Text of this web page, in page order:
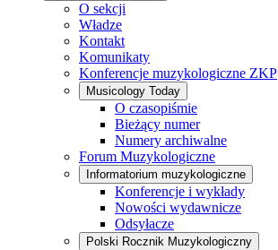
O sekcji
Władze
Kontakt
Komunikaty
Konferencje muzykologiczne ZKP
Musicology Today
O czasopiśmie
Bieżący numer
Numery archiwalne
Forum Muzykologiczne
Informatorium muzykologiczne
Konferencje i wykłady
Nowości wydawnicze
Odsyłacze
Polski Rocznik Muzykologiczny